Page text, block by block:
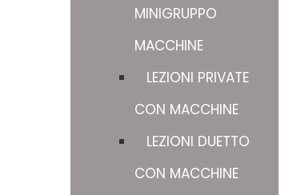
MINIGRUPPO
MACCHINE
LEZIONI PRIVATE
CON MACCHINE
LEZIONI DUETTO
CON MACCHINE